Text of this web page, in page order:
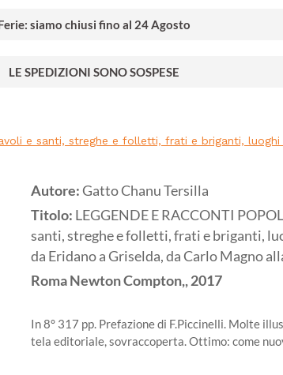
siamo chiusi fino al 24 Agosto
LE SPEDIZIONI SONO SOSPESE
e santi, streghe e folletti, frati e briganti,
Autore:Gatto Chanu Tersilla
Titolo: LEGGENDE E RACCONTI
santi, streghe e folletti, frati e briganti,
da Eridano a Griselda, da Carlo Magno
RomaNewton Compton,,2017
In 8° 317 pp. Prefazione di F.Piccinelli. Molte
tela editoriale, sovraccoperta. Ottimo: come